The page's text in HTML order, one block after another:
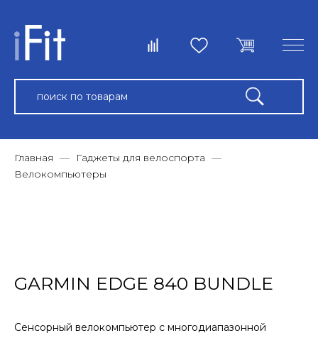
Главная
Гаджеты для велоспорта
Велокомпьютеры
GARMIN EDGE 840 BUNDLE
Сенсорный велокомпьютер с многодиапазонной